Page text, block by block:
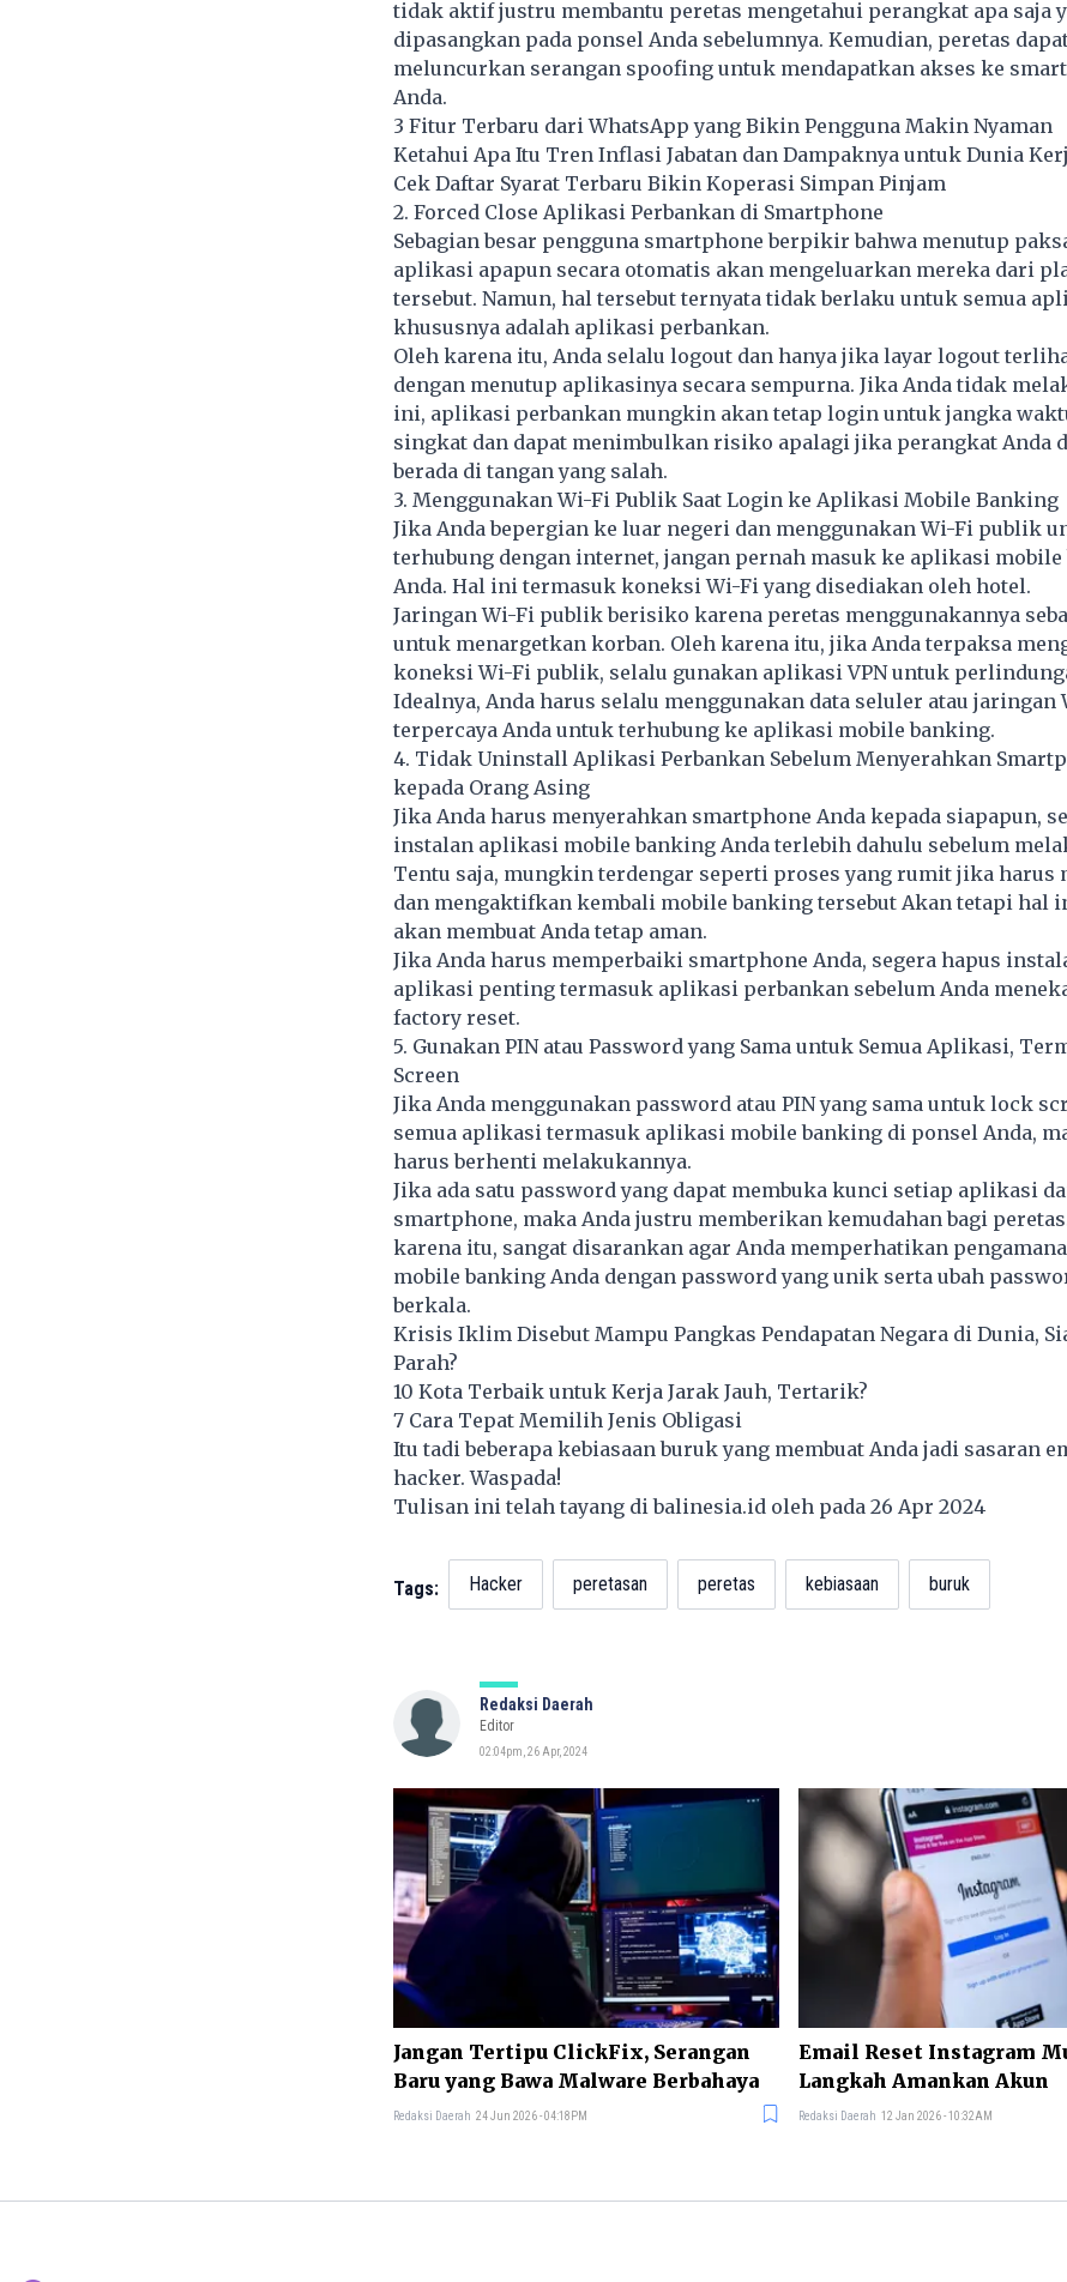
tidak aktif justru membantu peretas mengetahui perangkat apa saja
dipasangkan pada ponsel Anda sebelumnya. Kemudian, peretas
meluncurkan serangan spoofing untuk mendapatkan akses ke
Anda.
3 Fitur Terbaru dari WhatsApp yang Bikin Pengguna Makin Nyaman
Ketahui Apa Itu Tren Inflasi Jabatan dan Dampaknya untuk Dunia
Cek Daftar Syarat Terbaru Bikin Koperasi Simpan Pinjam
2. Forced Close Aplikasi Perbankan di Smartphone
Sebagian besar pengguna smartphone berpikir bahwa menutup
aplikasi apapun secara otomatis akan mengeluarkan mereka dari
tersebut. Namun, hal tersebut ternyata tidak berlaku untuk semua
khususnya adalah aplikasi perbankan.
Oleh karena itu, Anda selalu logout dan hanya jika layar logout
dengan menutup aplikasinya secara sempurna. Jika Anda tidak
ini, aplikasi perbankan mungkin akan tetap login untuk jangka
singkat dan dapat menimbulkan risiko apalagi jika perangkat Anda
berada di tangan yang salah.
3. Menggunakan Wi-Fi Publik Saat Login ke Aplikasi Mobile Banking
Jika Anda bepergian ke luar negeri dan menggunakan Wi-Fi publik
terhubung dengan internet, jangan pernah masuk ke aplikasi
Anda. Hal ini termasuk koneksi Wi-Fi yang disediakan oleh hotel.
Jaringan Wi-Fi publik berisiko karena peretas menggunakannya
untuk menargetkan korban. Oleh karena itu, jika Anda terpaksa
koneksi Wi-Fi publik, selalu gunakan aplikasi VPN untuk
Idealnya, Anda harus selalu menggunakan data seluler atau jaringan
terpercaya Anda untuk terhubung ke aplikasi mobile banking.
4. Tidak Uninstall Aplikasi Perbankan Sebelum Menyerahkan
kepada Orang Asing
Jika Anda harus menyerahkan smartphone Anda kepada siapapun,
instalan aplikasi mobile banking Anda terlebih dahulu sebelum
Tentu saja, mungkin terdengar seperti proses yang rumit jika harus
dan mengaktifkan kembali mobile banking tersebut Akan tetapi hal
akan membuat Anda tetap aman.
Jika Anda harus memperbaiki smartphone Anda, segera hapus
aplikasi penting termasuk aplikasi perbankan sebelum Anda
factory reset.
5. Gunakan PIN atau Password yang Sama untuk Semua Aplikasi,
Screen
Jika Anda menggunakan password atau PIN yang sama untuk lock
semua aplikasi termasuk aplikasi mobile banking di ponsel Anda,
harus berhenti melakukannya.
Jika ada satu password yang dapat membuka kunci setiap aplikasi
smartphone, maka Anda justru memberikan kemudahan bagi
karena itu, sangat disarankan agar Anda memperhatikan
mobile banking Anda dengan password yang unik serta ubah
berkala.
Krisis Iklim Disebut Mampu Pangkas Pendapatan Negara di Dunia,
Parah?
10 Kota Terbaik untuk Kerja Jarak Jauh, Tertarik?
7 Cara Tepat Memilih Jenis Obligasi
Itu tadi beberapa kebiasaan buruk yang membuat Anda jadi sasaran
hacker. Waspada!
Tulisan ini telah tayang dibalinesia.idoleh pada 26 Apr 2024
Tags: Hacker peretasan peretas kebiasaan buruk
Redaksi Daerah
Editor
02:04pm, 26 Apr, 2024
Jangan Tertipu ClickFix, Serangan
Baru yang Bawa Malware Berbahaya
Redaksi Daerah 24 Jun 2026 - 04:18PM
Email Reset Instagram
Langkah Amankan Akun
Redaksi Daerah 12 Jan 2026 - 10:32AM